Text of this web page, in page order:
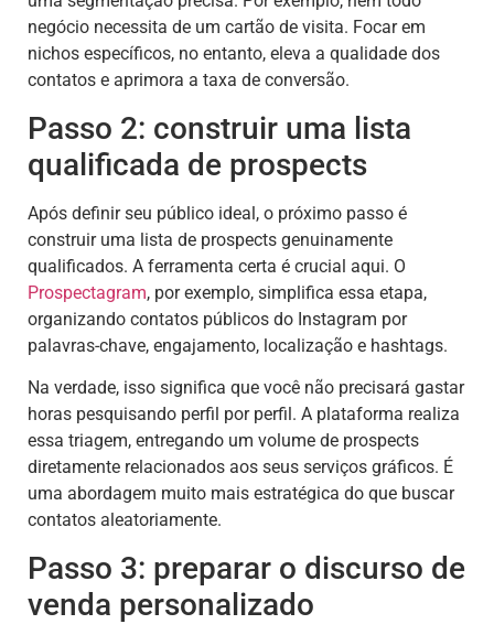
negócio necessita de um cartão de visita. Focar em
nichos específicos, no entanto, eleva a qualidade dos
contatos e aprimora a taxa de conversão.
Passo 2: construir uma lista
qualificada de prospects
Após definir seu público ideal, o próximo passo é
construir uma lista de prospects genuinamente
qualificados. A ferramenta certa é crucial aqui. O
Prospectagram, por exemplo, simplifica essa etapa,
organizando contatos públicos do Instagram por
palavras-chave, engajamento, localização e hashtags.
Na verdade, isso significa que você não precisará gastar
horas pesquisando perfil por perfil. A plataforma realiza
essa triagem, entregando um volume de prospects
diretamente relacionados aos seus serviços gráficos. É
uma abordagem muito mais estratégica do que buscar
contatos aleatoriamente.
Passo 3: preparar o discurso de
venda personalizado